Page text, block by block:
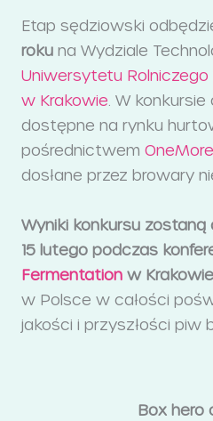
Etap sędziowski
roku na Wydziale
Uniwersytetu Rolniczego
w Krakowie . W
dostępne na rynku
pośrednictwem
dosłane przez browary
Wyniki konkursu zostaną
15 lutego podczas
Fermentation w
w Polsce w całości
jakości i przyszłości piw
Box hero